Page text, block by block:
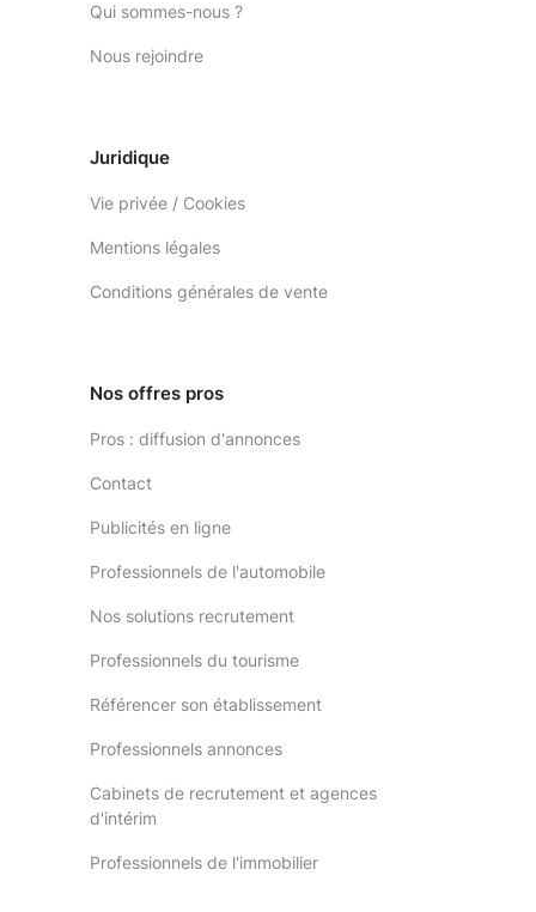
Qui sommes-nous ?
Nous rejoindre
Juridique
Vie privée / Cookies
Mentions légales
Conditions générales de vente
Nos offres pros
Pros : diffusion d'annonces
Contact
Publicités en ligne
Professionnels de l'automobile
Nos solutions recrutement
Professionnels du tourisme
Référencer son établissement
Professionnels annonces
Cabinets de recrutement et agences
d'intérim
Professionnels de l'immobilier